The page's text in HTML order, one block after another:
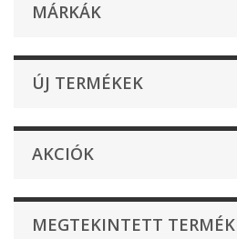
MÁRKÁK
ÚJ TERMÉKEK
AKCIÓK
MEGTEKINTETT